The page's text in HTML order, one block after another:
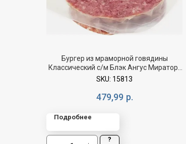
Бургер из мраморной говядины
Классический с/м Блэк Ангус Мираторг
(Брянск) 360г
SKU: 15813
479,99 р.
Подробнее
?